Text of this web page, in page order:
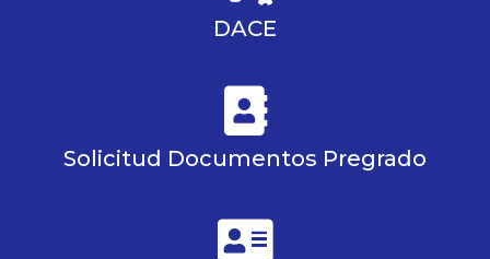
DACE
Solicitud Documentos Pregrado